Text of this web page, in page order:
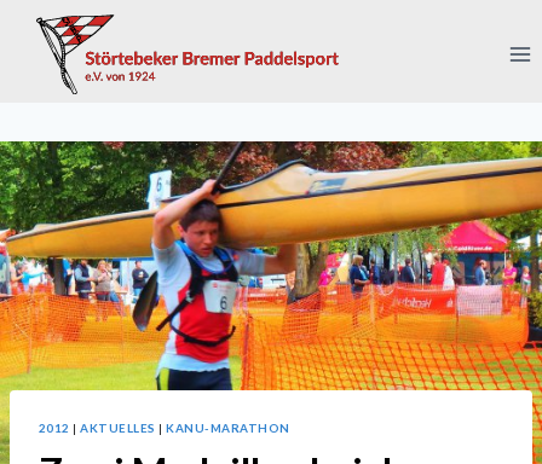
Inhalt
springen
2012 |AKTUELLES |KANU-MARATHON